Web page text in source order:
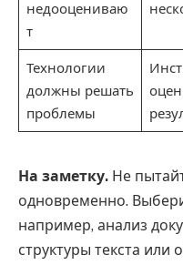
недооцениваю
т
Технологии
должны решать
проблемы
На заметку. Не
одновременно.
например, анализ
структуры текста